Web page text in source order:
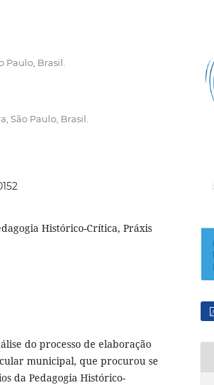
Paulo, Brasil.
São Paulo, Brasil.
Histórico-Crítica, Práxis
do processo de elaboração
municipal, que procurou se
da Pedagogia Histórico-